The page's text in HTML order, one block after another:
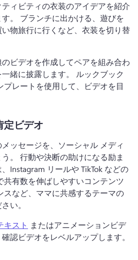
ィビティの衣装のアイデアを紹介
。 ブランチに出かける、遊びを
物旅行に行くなど、衣装を切り替
ビデオを作成してペアを組み合わ
緒に披露します。 ルックブック
プレートを使用して、ビデオを目
定ビデオ
ッセージを、ソーシャル メディ
。 行動や決断の助けになる励ま
Instagram リールや TikTok などの
共有数を伸ばしやすいコンテンツ
スなど、ママに共感するテーマの
い。
キスト またはアニメーションビデ